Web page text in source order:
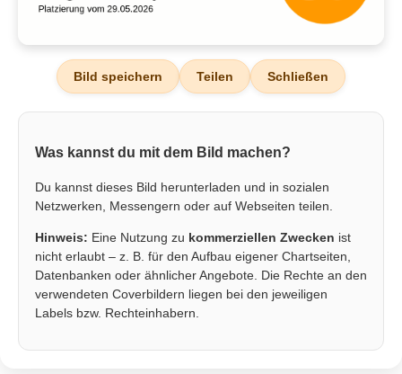
Bild speichern Teilen Schließen
Was kannst du mit dem Bild machen?
Du kannst dieses Bild herunterladen und in sozialen
Netzwerken, Messengern oder auf Webseiten teilen.
Hinweis: Eine Nutzung zu kommerziellen Zwecken ist
nicht erlaubt – z. B. für den Aufbau eigener Chartseiten,
Datenbanken oder ähnlicher Angebote. Die Rechte an den
verwendeten Coverbildern liegen bei den jeweiligen
Labels bzw. Rechteinhabern.